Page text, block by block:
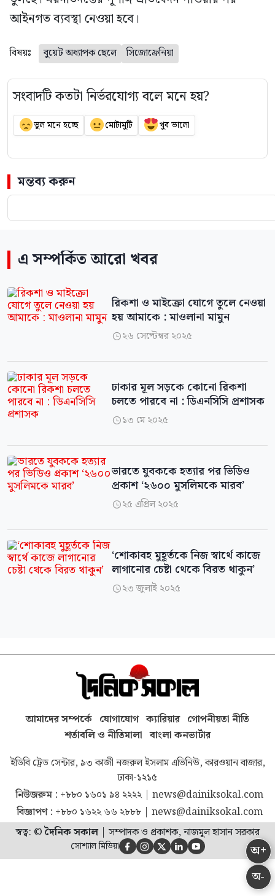
আইনগত ব্যবস্থা নেওয়া হবে।
বিষয়ঃ বুয়েট অধ্যাপক ছেলে সিজোফ্রেনিয়া
সংবাদটি কতটা নির্ভরযোগ্য বলে মনে হয়?
ভুল মনে হচ্ছে মোটামুটি খুব ভালো
মন্তব্য করুন
এ সম্পর্কিত আরো খবর
রিকশা ও মাইক্রো যোগে তুলে নেওয়া
হয় আমাকে : মাওলানা মামুন
২৬ সেপ্টেম্বর ২০২৫
ঢাকার মূল সড়কে কোনো রিকশা
চলতে পারবে না : ডিএনসিসি প্রশাসক
১৩ মে ২০২৫
ভারতে যুবককে হত্যার পর ভিডিও
প্রকাশ ‘২৬০০ মুসলিমকে মারব’
২৫ এপ্রিল ২০২৫
‘শোকাবহ মুহূর্তকে নিজ স্বার্থে কাজে
লাগানোর চেষ্টা থেকে বিরত থাকুন’
২৩ জুলাই ২০২৫
অ-
অ+
আমাদের সম্পর্কে যোগাযোগ ক্যারিয়ার গোপনীয়তা নীতি
শর্তাবলি ও নীতিমালা বাংলা কনভার্টার
ইডিবি ট্রেড সেন্টার, ৯৩ কাজী নজরুল ইসলাম এভিনিউ, কারওয়ান বাজার,
ঢাকা-১২১৫
নিউজরুম : +৮৮০ ১৬০১ ৯৪ ২২২২| news@dainiksokal.com
বিজ্ঞাপণ : +৮৮০ ১৬২২ ৬৬ ২৮৮৮| news@dainiksokal.com
স্বত্ব: ©দৈনিক সকাল| সম্পাদক ও প্রকাশক, নাজমুল হাসান সরকার
সোশ্যাল মিডিয়া     